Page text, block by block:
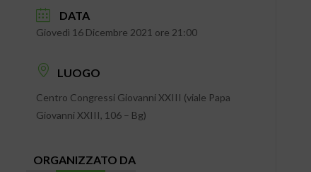
DATA
Giovedì 16 Dicembre 2021 ore 21:00
LUOGO
Centro Congressi Giovanni XXIII (viale Papa
Giovanni XXIII, 106 – Bg)
ORGANIZZATO DA